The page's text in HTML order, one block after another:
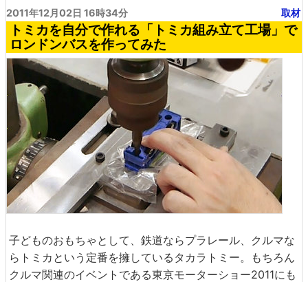
2011年12月02日 16時34分 取材
トミカを自分で作れる「トミカ組み立て工場」で
ロンドンバスを作ってみた
子どものおもちゃとして、鉄道ならプラレール、クルマな
らトミカという定番を擁しているタカラトミー。もちろん
クルマ関連のイベントである東京モーターショー2011にも